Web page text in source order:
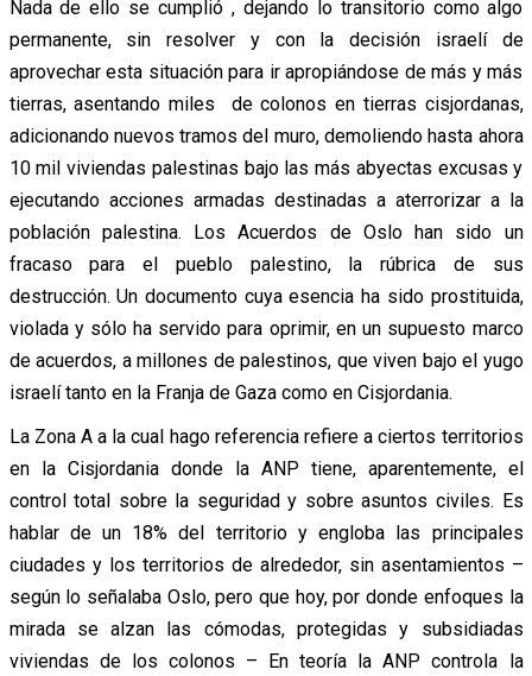
Nada de ello se cumplió , dejando lo transitorio como algo
permanente, sin resolver y con la decisión israelí de
aprovechar esta situación para ir apropiándose de más y más
tierras, asentando miles de colonos en tierras cisjordanas,
adicionando nuevos tramos del muro, demoliendo hasta ahora
10 mil viviendas palestinas bajo las más abyectas excusas y
ejecutando acciones armadas destinadas a aterrorizar a la
población palestina. Los Acuerdos de Oslo han sido un
fracaso para el pueblo palestino, la rúbrica de sus
destrucción. Un documento cuya esencia ha sido prostituida,
violada y sólo ha servido para oprimir, en un supuesto marco
de acuerdos, a millones de palestinos, que viven bajo el yugo
israelí tanto en la Franja de Gaza como en Cisjordania.
La Zona A a la cual hago referencia refiere a ciertos territorios
en la Cisjordania donde la ANP tiene, aparentemente, el
control total sobre la seguridad y sobre asuntos civiles. Es
hablar de un 18% del territorio y engloba las principales
ciudades y los territorios de alrededor, sin asentamientos –
según lo señalaba Oslo, pero que hoy, por donde enfoques la
mirada se alzan las cómodas, protegidas y subsidiadas
viviendas de los colonos – En teoría la ANP controla la